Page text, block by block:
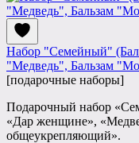
Набор "Семейный"
"Медведь", Бальзам
[подарочные наборы]
Подарочный набор
«Дар женщине»,
общеукрепляющий».